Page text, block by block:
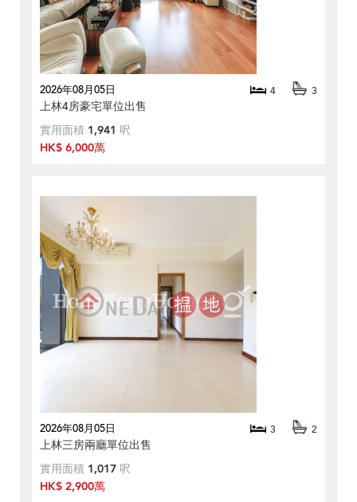
2026年08月05日 4 3
上林4房豪宅單位出售
實用面積 1,941 呎
HK$ 6,000萬
2026年08月05日 3 2
上林三房兩廳單位出售
實用面積 1,017 呎
HK$ 2,900萬